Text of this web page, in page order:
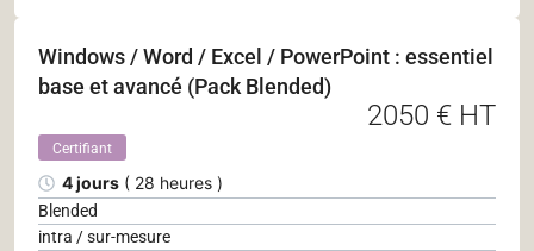
Windows / Word / Excel / PowerPoint : essentiel
base et avancé (Pack Blended)
2050 € HT
Certifiant
4 jours ( 28 heures )
Blended
intra / sur-mesure